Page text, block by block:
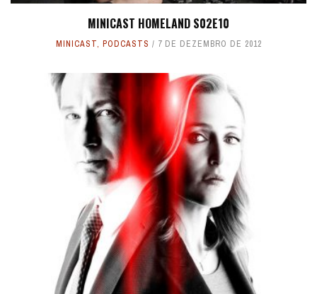
MINICAST HOMELAND S02E10
MINICAST, PODCASTS 7 DE DEZEMBRO DE 2012